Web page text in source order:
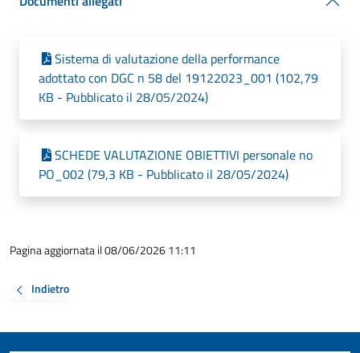
Sistema di valutazione della performance
adottato con DGC n 58 del 19122023_001 (102,79
KB - Pubblicato il 28/05/2024)
SCHEDE VALUTAZIONE OBIETTIVI personale no
PO_002 (79,3 KB - Pubblicato il 28/05/2024)
Pagina aggiornata il 08/06/2026 11:11
Indietro